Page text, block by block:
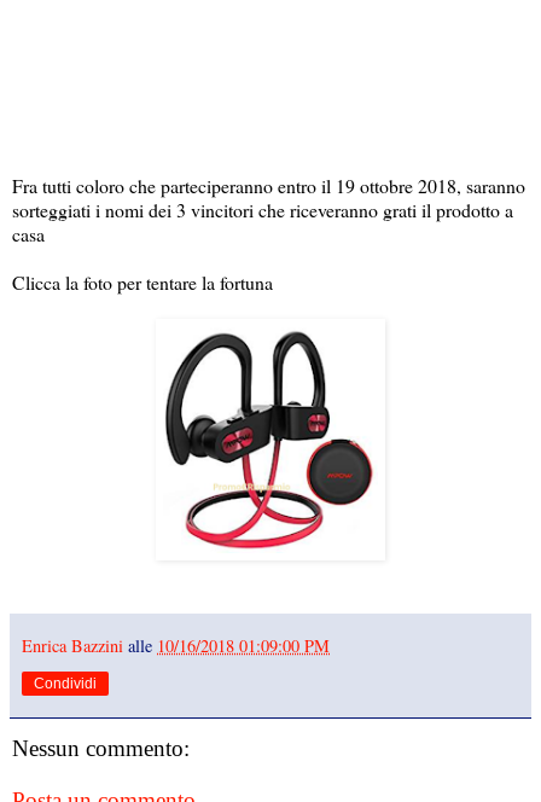
Fra tutti coloro che parteciperanno entro il 19 ottobre 2018, saranno
sorteggiati i nomi dei 3 vincitori che riceveranno grati il prodotto a
casa
Clicca la foto per tentare la fortuna
Enrica Bazzini alle 10/16/2018 01:09:00 PM
Condividi
Nessun commento: